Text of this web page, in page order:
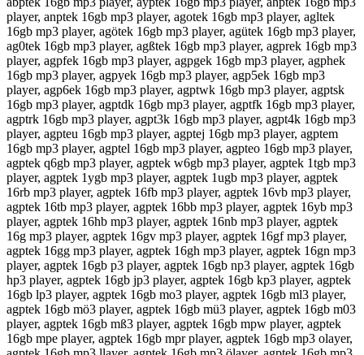
player, anptek 16gb mp3 player, agotek 16gb mp3 player, agltek
16gb mp3 player, agötek 16gb mp3 player, agütek 16gb mp3 player,
ag0tek 16gb mp3 player, agßtek 16gb mp3 player, agprek 16gb mp3
player, agpfek 16gb mp3 player, agpgek 16gb mp3 player, agphek
16gb mp3 player, agpyek 16gb mp3 player, agp5ek 16gb mp3
player, agp6ek 16gb mp3 player, agptwk 16gb mp3 player, agptsk
16gb mp3 player, agptdk 16gb mp3 player, agptfk 16gb mp3 player,
agptrk 16gb mp3 player, agpt3k 16gb mp3 player, agpt4k 16gb mp3
player, agpteu 16gb mp3 player, agptej 16gb mp3 player, agptem
16gb mp3 player, agptel 16gb mp3 player, agpteo 16gb mp3 player,
agptek q6gb mp3 player, agptek w6gb mp3 player, agptek 1tgb mp3
player, agptek 1ygb mp3 player, agptek 1ugb mp3 player, agptek
16rb mp3 player, agptek 16fb mp3 player, agptek 16vb mp3 player,
agptek 16tb mp3 player, agptek 16bb mp3 player, agptek 16yb mp3
player, agptek 16hb mp3 player, agptek 16nb mp3 player, agptek
16g mp3 player, agptek 16gv mp3 player, agptek 16gf mp3 player,
agptek 16gg mp3 player, agptek 16gh mp3 player, agptek 16gn mp3
player, agptek 16gb p3 player, agptek 16gb np3 player, agptek 16gb
hp3 player, agptek 16gb jp3 player, agptek 16gb kp3 player, agptek
16gb lp3 player, agptek 16gb mo3 player, agptek 16gb ml3 player,
agptek 16gb mö3 player, agptek 16gb mü3 player, agptek 16gb m03
player, agptek 16gb mß3 player, agptek 16gb mpw player, agptek
16gb mpe player, agptek 16gb mpr player, agptek 16gb mp3 olayer,